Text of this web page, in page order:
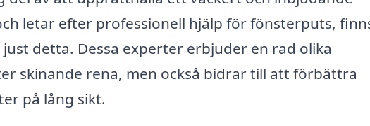
letar efter professionell hjälp för fönsterputs,
detta. Dessa experter erbjuder en rad olika
skinande rena, men också bidrar till att förbättra
på lång sikt.